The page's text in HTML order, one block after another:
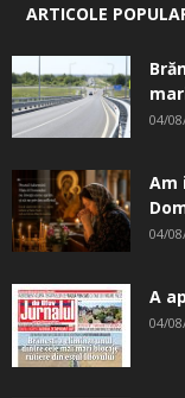
ARTICOLE
04/
Am
04/
A
04/